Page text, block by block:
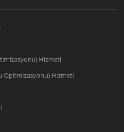
Hizmeti
Optimizasyonu) Hizmeti